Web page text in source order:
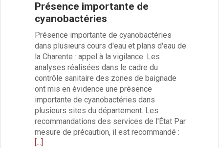
Sites culturels
la Médiathèque
le Castel
Conservatoire
les Salles d’exposition
Expositions 2020
Expositions 2019
Expositions 2018
Expositions 2017
Expositions 2016
Expositions 2015
Expositions 2014
Présence importante de
cyanobactéries
Présence importante de cyanobactéries
dans plusieurs cours d'eau et plans d'eau de
la Charente : appel à la vigilance. Les
analyses réalisées dans le cadre du
contrôle sanitaire des zones de baignade
ont mis en évidence une présence
importante de cyanobactéries dans
plusieurs sites du département. Les
recommandations des services de l'État Par
mesure de précaution, il est recommandé :
[...]